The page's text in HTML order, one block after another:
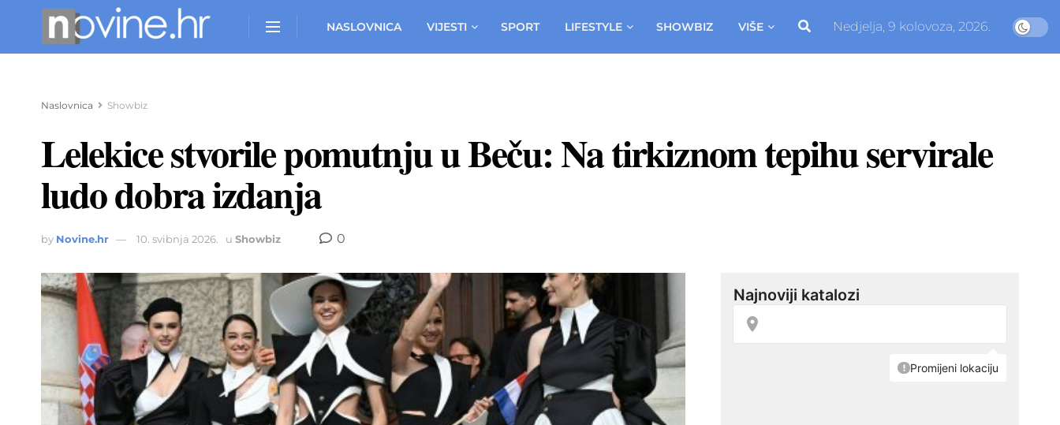
NASLOVNICA VIJESTI SPORT LIFESTYLE SHOWBIZ VIŠE Nedjelja, 9 kolovoza, 2026.
Naslovnica Showbiz
Lelekice stvorile pomutnju u Beču: Na tirkiznom tepihu servirale
ludo dobra izdanja
by Novine.hr 10. svibnja 2026. u Showbiz 0